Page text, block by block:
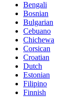
Bengali
Bosnian
Bulgarian
Cebuano
Chichewa
Corsican
Croatian
Dutch
Estonian
Filipino
Finnish